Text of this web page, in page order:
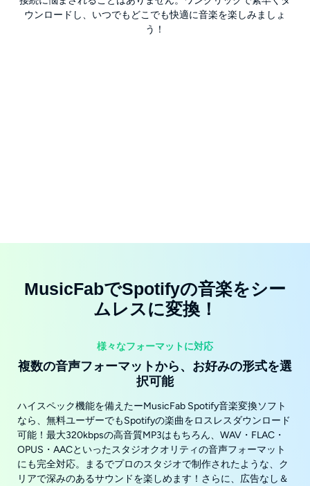
ウンロードし、いつでもどこでも快適に音楽を楽しみましょ
う！
MusicFabでSpotifyの音楽をシー
ムレスに変換！
様々なフォーマットに対応
複数の音声フォーマットから、お好みの形式を選
択可能
ハイスペック機能を備えたーMusicFab Spotify音楽変換ソフト
なら、無料ユーザーでもSpotifyの楽曲をロスレスダウンロード
可能！最大320kbpsの高音質MP3はもちろん、WAV・FLAC・
OPUS・AACといったスタジオクオリティの音声フォーマット
にも完全対応。まるでプロのスタジオで制作されたような、ク
リアで深みのあるサウンドを楽しめます！さらに、広告なし＆